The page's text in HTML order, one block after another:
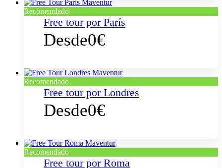
Recomendado
Free tour por París
Desde0€
Recomendado
Free tour por Londres
Desde0€
Recomendado
Free tour por Roma